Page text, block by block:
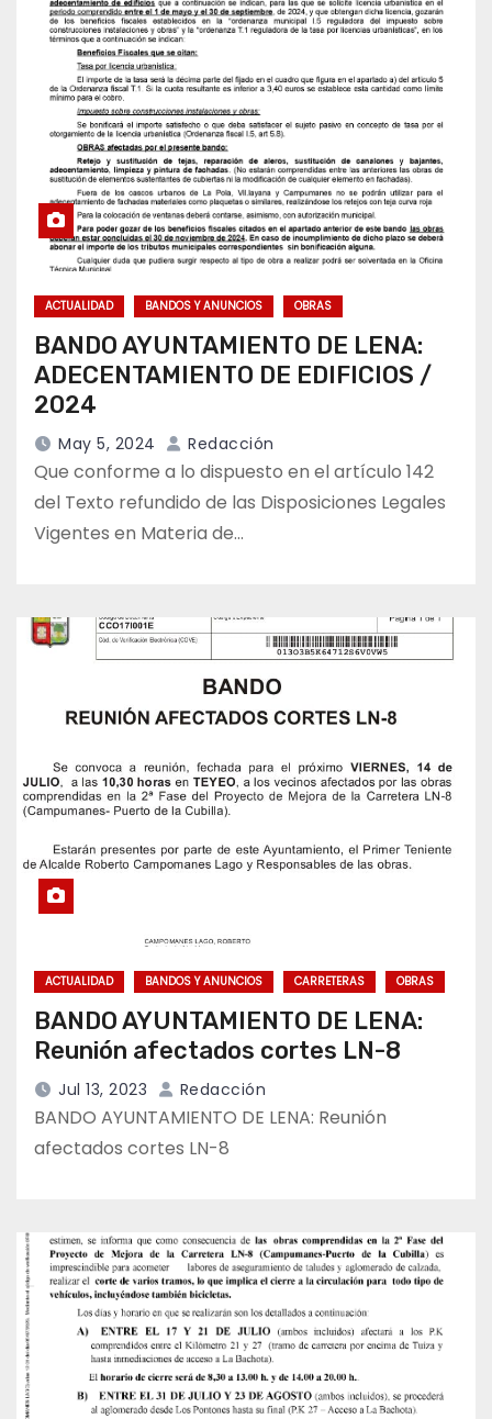
ACTUALIDAD BANDOS Y ANUNCIOS OBRAS
BANDO AYUNTAMIENTO DE LENA:
ADECENTAMIENTO DE EDIFICIOS /
2024
May 5, 2024 Redacción
Que conforme a lo dispuesto en el artículo 142
del Texto refundido de las Disposiciones Legales
Vigentes en Materia de…
ACTUALIDAD BANDOS Y ANUNCIOS CARRETERAS OBRAS
BANDO AYUNTAMIENTO DE LENA:
Reunión afectados cortes LN-8
Jul 13, 2023 Redacción
BANDO AYUNTAMIENTO DE LENA: Reunión
afectados cortes LN-8